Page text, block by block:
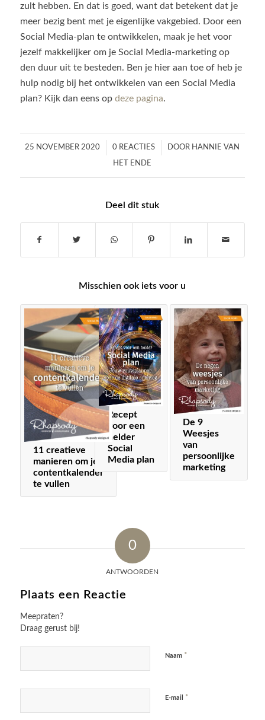
zult hebben. En dat is goed, want dat betekent dat je
meer bezig bent met je eigenlijke vakgebied. Door een
Social Media-plan te ontwikkelen, maak je het voor
jezelf makkelijker om je Social Media-marketing op
den duur uit te besteden. Ben je hier aan toe of heb je
hulp nodig bij het ontwikkelen van een Social Media
plan? Kijk dan eens op deze pagina.
25 NOVEMBER 2020
/ 0 REACTIES
/ DOOR HANNIE VAN
HET ENDE
Deel dit stuk
Misschien ook iets voor u
11 creatieve
manieren om je
contentkalender
te vullen
Recept
voor een
helder
Social
Media plan
De 9
Weesjes
van
persoonlijke
marketing
0
ANTWOORDEN
Plaats een Reactie
Meepraten?
Draag gerust bij!
Naam *
E-mail *